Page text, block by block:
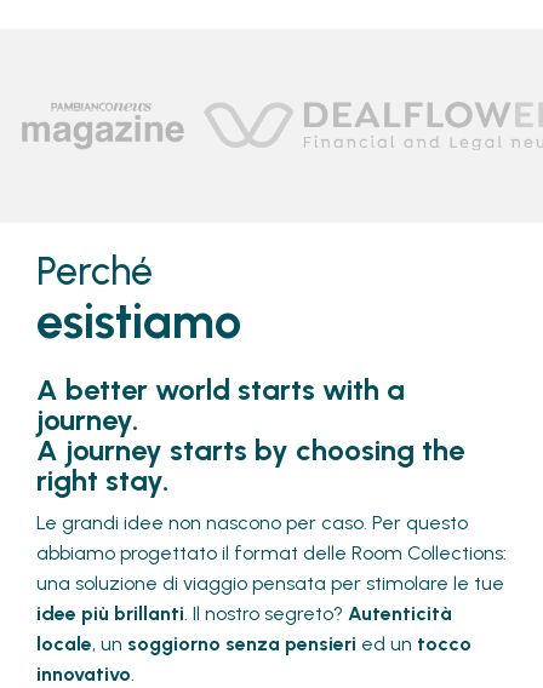
Perché
esistiamo
A better world starts with a
journey.
A journey starts by choosing the
right stay.
Le grandi idee non nascono per caso. Per questo
abbiamo progettato il format delle Room Collections:
una soluzione di viaggio pensata per stimolare le tue
idee più brillanti. Il nostro segreto? Autenticità
locale, un soggiorno senza pensieri ed un tocco
innovativo.